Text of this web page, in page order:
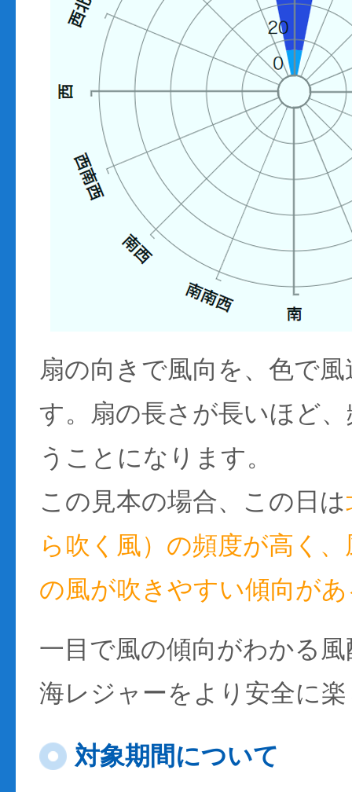
扇の向きで風向を、色で
す。扇の長さが長いほど
うことになります。
この見本の場合、この日は
ら吹く風）の頻度が高く
の風が吹きやすい傾向が
一目で風の傾向がわかる
海レジャーをより安全に
対象期間について